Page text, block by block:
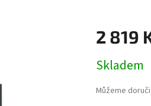
2 819
cena:
Skladem
Můžeme